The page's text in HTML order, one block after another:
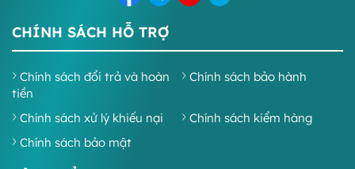
CHÍNH SÁCH HỖ TRỢ
Chính sách đổi trả và hoàn
tiền
Chính sách bảo hành
Chính sách xử lý khiếu nại
Chính sách kiểm hàng
Chính sách bảo mật